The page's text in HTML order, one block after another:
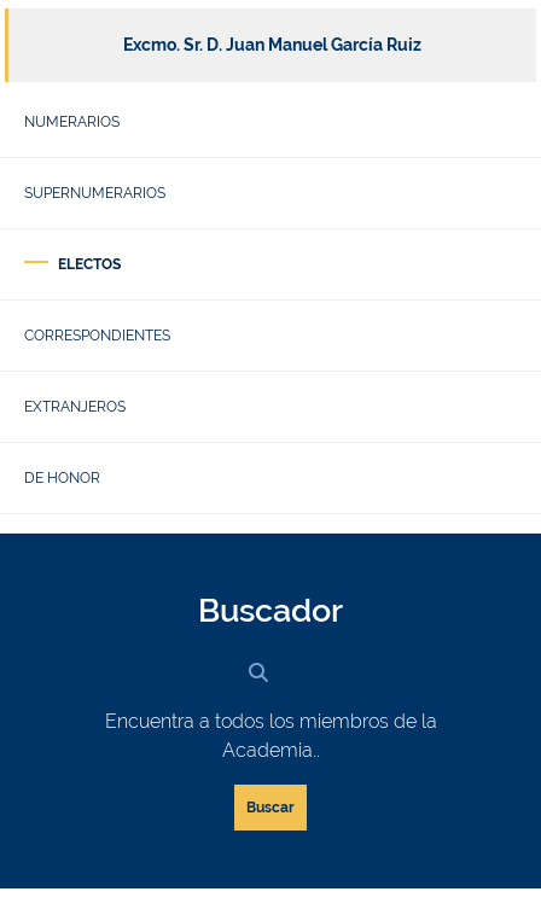
Excmo. Sr. D. Juan Manuel García Ruiz
NUMERARIOS
SUPERNUMERARIOS
ELECTOS
CORRESPONDIENTES
EXTRANJEROS
DE HONOR
Buscador
Encuentra a todos los miembros de la
Academia..
Buscar